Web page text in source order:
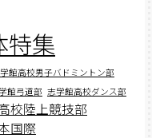
特集
館高校男子バドミントン部
館弓道部 志学館高校ダンス部
校陸上競技部
国際